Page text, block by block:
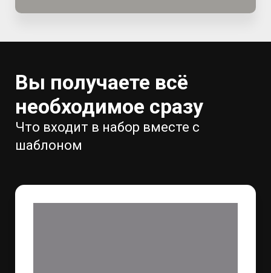
Вы получаете всё
необходимое сразу
Что входит в набор вместе с
шаблоном